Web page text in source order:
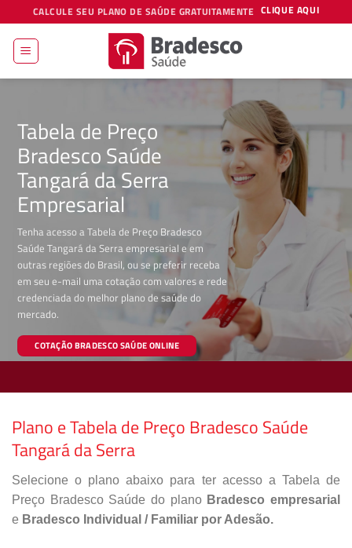
to
content
CALCULE SEU PLANO DE SAÚDE GRATUITAMENTE CLIQUE AQUI
Tabela de Preço
Bradesco Saúde
Tangará da Serra
Empresarial
Tenha acesso a Tabela de Preço Bradesco
Saúde Tangará da Serra empresarial e em
outras regiões do Brasil, ou se preferir receba
em seu e-mail uma cotação com valores e rede
credenciada do melhor plano de saúde do
mercado.
COTAÇÃO BRADESCO SAÚDE ONLINE
Plano e Tabela de Preço Bradesco Saúde
Tangará da Serra
Selecione o plano abaixo para ter acesso a Tabela de
Preço Bradesco Saúde do plano Bradesco empresarial
e Bradesco Individual / Familiar por Adesão.